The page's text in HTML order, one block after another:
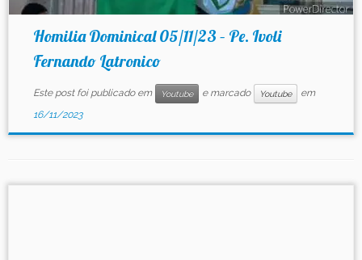
Homilia Dominical 05/11/23 – Pe. Ivoli
Fernando Latronico
Este post foi publicado em Youtube e marcado Youtube
em
16/11/2023